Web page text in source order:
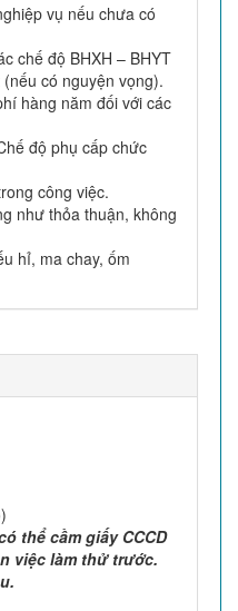
vụ nếu chưa có
chế độ BHXH – BHYT
có nguyện vọng).
hàng năm đối với các
độ phụ cấp chức
công việc.
như thỏa thuận, không
hỉ, ma chay, ốm
thể cầm giấy CCCD
việc làm thử trước.